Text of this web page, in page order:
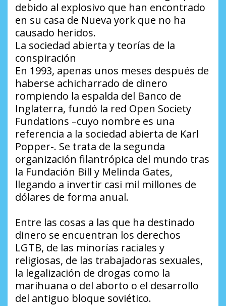
debido al explosivo que han encontrado
en su casa de Nueva york que no ha
causado heridos.
La sociedad abierta y teorías de la
conspiración
En 1993, apenas unos meses después de
haberse achicharrado de dinero
rompiendo la espalda del Banco de
Inglaterra, fundó la red Open Society
Fundations –cuyo nombre es una
referencia a la sociedad abierta de Karl
Popper-. Se trata de la segunda
organización filantrópica del mundo tras
la Fundación Bill y Melinda Gates,
llegando a invertir casi mil millones de
dólares de forma anual.
Entre las cosas a las que ha destinado
dinero se encuentran los derechos
LGTB, de las minorías raciales y
religiosas, de las trabajadoras sexuales,
la legalización de drogas como la
marihuana o del aborto o el desarrollo
del antiguo bloque soviético.